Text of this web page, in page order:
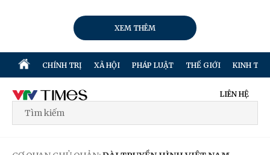
XEM THÊM
CHÍNH TRỊ XÃ HỘI PHÁP LUẬT THẾ GIỚI KINH TẾ
LIÊN HỆ